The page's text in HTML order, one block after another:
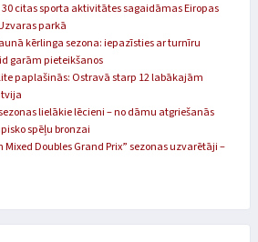
citas sporta aktivitātes sagaidāmas Eiropas
parkā
kērlinga sezona: iepazīsties ar turnīru
garām pieteikšanos
paplašinās: Ostravā starp 12 labākajām
lielākie lēcieni – no dāmu atgriešanās
spēļu bronzai
Doubles Grand Prix” sezonas uzvarētāji –